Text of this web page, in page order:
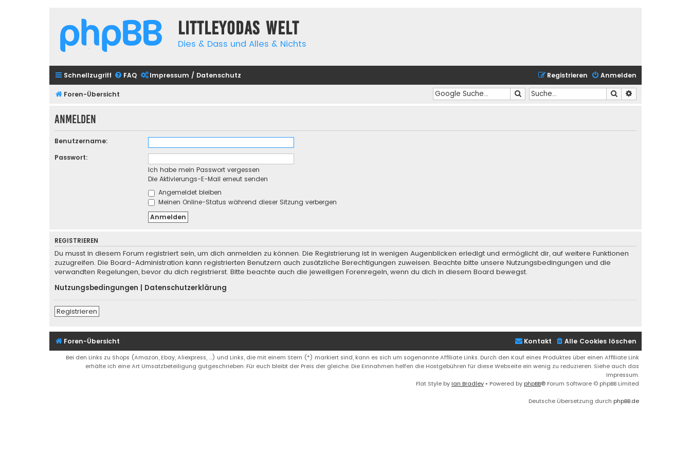
Littleyodas Welt
Dies & Dass und Alles & Nichts
Schnellzugriff FAQ Impressum / Datenschutz Anmelden
Registrieren
Foren-Übersicht Suche
Suche
Anmelden
Benutzername:
Passwort:
Ich habe mein Passwort vergessen
Die Aktivierungs-E-Mail erneut senden
Angemeldet bleiben
Meinen Online-Status während dieser Sitzung verbergen
REGISTRIEREN
Du musst in diesem Forum registriert sein, um dich anmelden zu können. Die Registrierung ist in wenigen Augenblicken erledigt und ermöglicht dir, auf weitere Funktionen
zuzugreifen. Die Board-Administration kann registrierten Benutzern auch zusätzliche Berechtigungen zuweisen. Beachte bitte unsere Nutzungsbedingungen und die
verwandten Regelungen, bevor du dich registrierst. Bitte beachte auch die jeweiligen Forenregeln, wenn du dich in diesem Board bewegst.
Nutzungsbedingungen
Datenschutzerklärung
Registrieren
Foren-Übersicht Alle Cookies löschen
Kontakt
Bei den Links zu Shops (Amazon, Ebay, Aliexpress, ...) und Links, die mit einem Stern (*) markiert sind, kann es sich um sogenannte Affiliate Links. Durch den Kauf eines Produktes über einen Affiliate Link
erhälte ich eine Art Umsatzbeteiligung gutgeschrieben. Für euch bleibt der Preis der gleiche. Die Einnahmen helfen die Hostgebühren für diese Webseite ein wenig zu reduzieren. Siehe auch das
Impressum.
Flat Style by Ian Bradley • Powered by phpBB® Forum Software © phpBB Limited
Deutsche Übersetzung durch phpBB.de